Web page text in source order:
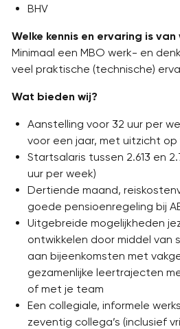
BHV
Welke kennis en ervaring is
Minimaal een MBO werk- en
veel praktische (technische)
Wat bieden wij?
Aanstelling voor 32 uur per
voor een jaar, met uitzicht op
Startsalaris tussen 2.613 en
uur per week)
Dertiende maand,
goede pensioenregeling bij
Uitgebreide mogelijkheden
ontwikkelen door middel van
aan bijeenkomsten met
gezamenlijke leertrajecten
of met je team
Een collegiale, informele
zeventig collega’s (inclusief